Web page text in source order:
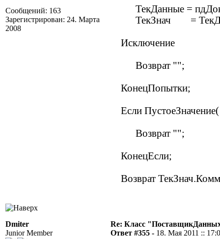
Сообщений: 163
Зарегистрирован: 24. Марта
2008
ТекДанные =
ТекЗнач =
Исключение
Возврат "";
КонецПопытки;
Если ПустоеЗначение(
Возврат "";
КонецЕсли;
Возврат
Dmiter
Junior Member
Re: Класс
Ответ #355 - 18. Мая 2011 ::